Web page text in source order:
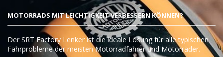
MOTORRADS MIT LEICHTIGKEIT VERBESSERN KÖNNEN?
Der SRT Factory Lenker ist die ideale Lösung für alle typischen
Fahrprobleme der meisten Motorradfahrer und Motorräder.